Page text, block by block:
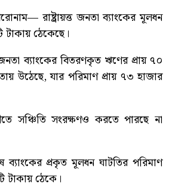
রাষ্ট্রায়ত্ত জনতা ব্যাংকের মূলধন
ঠেকেছে।
ব্যাংকের বিতরণকৃত ঋণের প্রায় ৭০
উঠেছে, যার পরিমাণ প্রায় ৭৩ হাজার
সঞ্চিতি সংরক্ষণও করতে পারছে না
প্রকৃত মূলধন ঘাটতির পরিমাণ
ঠেকে।